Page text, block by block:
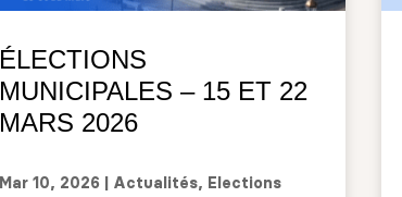
ÉLECTIONS
MUNICIPALES – 15 ET 22
MARS 2026
Mar 10, 2026| Actualités, Elections